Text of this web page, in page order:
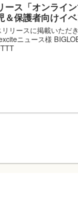
ース「オンライ
＆保護者向けイ
リースに掲載いただ
ニュース様